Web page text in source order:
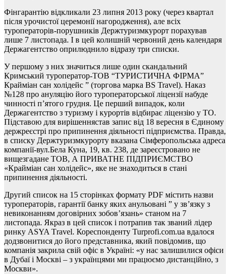
Фінгарантію відкликали 23 липня 2013 року (через квартал
після урочистої церемонії нагородження), але всіх
туроператорів-порушників Держтуризмкурорт порахував
лише 7 листопада. І в цей колишній червоний день календаря
Держагентство оприлюднило відразу три списки.
У першому з них значиться лише один скандальний
Кримський туроператор-ТОВ “ТУРИСТИЧНА ФІРМА”
Крайміан сан холідейс ” (торгова марка BS Travel). Наказ
№128 про ануляцію його туроператорської ліцензії набуде
чинності п’ятого грудня. Це перший випадок, коли
Держагентство з туризму і курортів відбирає ліцензію у ТО.
Підставою для вирішеннястав запис від 18 вересня в Єдиному
держреєстрі про припинення діяльності підприємства. Правда,
в списку Держтуризмкурорту вказана Сімферопольська адреса
компанії-вул.Бела Куна, 19, кв. 238, де зареєстровано не
вищезгадане ТОВ, А ПРИВАТНЕ ПІДПРИЄМСТВО
«Крайміан сан холідейс», яке не знаходиться в стані
припинення діяльності.
Другий список на 15 сторінках формату PDF містить назви
туроператорів, гарантії банку яких анульовані ” у зв’язку з
невиконанням договірних зобов’язань» станом на 7
листопада. Якраз в цей список і потрапив так званий лідер
ринку ASYA Тravel. Кореспонденту Turprofi.com.ua вдалося
додзвонитися до його представника, який повідомив, що
компанія закрила свій офіс в Україні: «у нас залишилися офіси
в Дубаї і Москві – з українцями ми працюємо дистанційно, з
Москви».